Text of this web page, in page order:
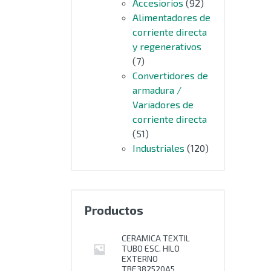
Accesiorios (92)
Alimentadores de
corriente directa
y regenerativos
(7)
Convertidores de
armadura /
Variadores de
corriente directa
(51)
Industriales (120)
Productos
CERAMICA TEXTIL
TUBO ESC. HILO
EXTERNO
TBE382520A5